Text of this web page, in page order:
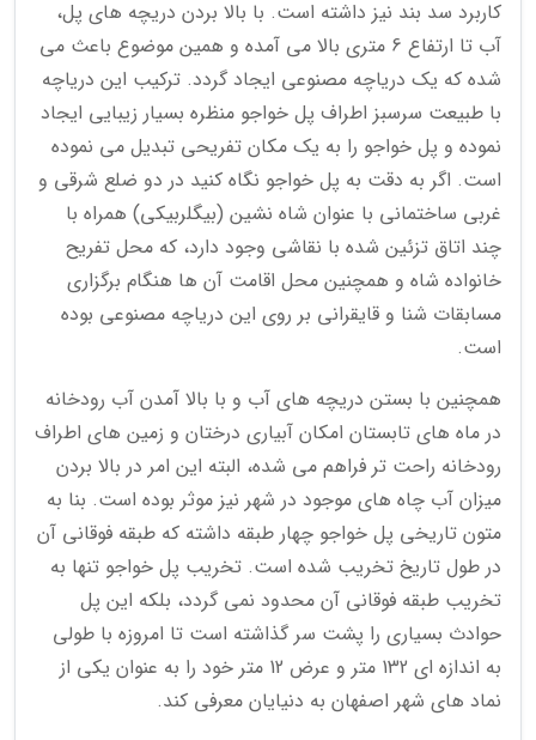
کاربرد سد بند نیز داشته است. با بالا بردن دریچه های پل،
آب تا ارتفاع 6 متری بالا می آمده و همین موضوع باعث می
شده که یک دریاچه مصنوعی ایجاد گردد. ترکیب این دریاچه
با طبیعت سرسبز اطراف پل خواجو منظره بسیار زیبایی ایجاد
نموده و پل خواجو را به یک مکان تفریحی تبدیل می نموده
است. اگر به دقت به پل خواجو نگاه کنید در دو ضلع شرقی و
غربی ساختمانی با عنوان شاه نشین (بیگلربیکی) همراه با
چند اتاق تزئین شده با نقاشی وجود دارد، که محل تفریح
خانواده شاه و همچنین محل اقامت آن ها هنگام برگزاری
مسابقات شنا و قایقرانی بر روی این دریاچه مصنوعی بوده
است.
همچنین با بستن دریچه های آب و با بالا آمدن آب رودخانه
در ماه های تابستان امکان آبیاری درختان و زمین های اطراف
رودخانه راحت تر فراهم می شده، البته این امر در بالا بردن
میزان آب چاه های موجود در شهر نیز موثر بوده است. بنا به
متون تاریخی پل خواجو چهار طبقه داشته که طبقه فوقانی آن
در طول تاریخ تخریب شده است. تخریب پل خواجو تنها به
تخریب طبقه فوقانی آن محدود نمی گردد، بلکه این پل
حوادث بسیاری را پشت سر گذاشته است تا امروزه با طولی
به اندازه ای 132 متر و عرض 12 متر خود را به عنوان یکی از
نماد های شهر اصفهان به دنیایان معرفی کند.